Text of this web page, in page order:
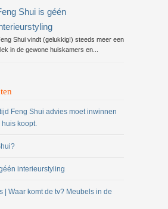
Shui is géén
Shui vindt (gelukkig!) steeds meer een
in de gewone huiskamers en...
Feng Shui advies moet inwinnen
koopt.
interieurstyling
| Waar komt de tv? Meubels in de